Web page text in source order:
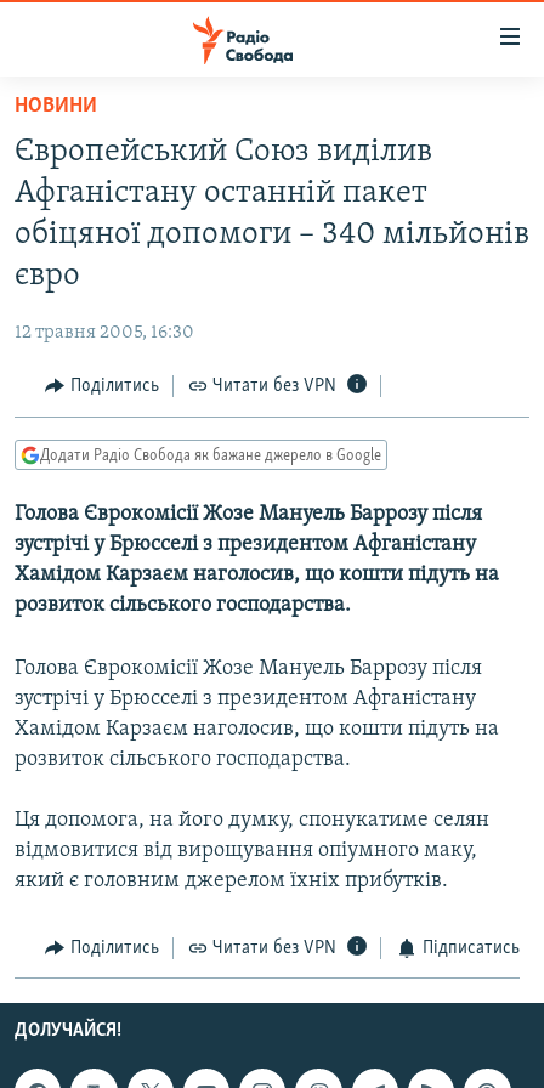
Перейти
основного
матеріалу
Перейти
до
основної
Перейти
пошуку
ВСЕ ЗА ДОБУ
СТАТТІ
СУСПІЛЬСТВО
КУЛЬТУРА
СПОРТ
СВІТ
ДОНБАС.РЕАЛІЇ
КРИМ.РЕАЛІЇ
ТИ ЯК?
КИТАЙ.ВИКЛИКИ
МУЛЬТИМЕДІА
ФОТО
СПЕЦПРОЄКТИ
ПОДКАСТИ
КРИМ РЕАЛІЇ
УКР
КТАТ
ДОЛУЧАЙСЯ!
НОВИНИ
Європейський Союз виділив
Афганістану останній пакет
обіцяної допомоги – 340 мільйонів
євро
12 травня 2005, 16:30
Поділитись Читати без VPN
Додати Радіо Свобода як бажане джерело в Google
Голова Єврокомісії Жозе Мануель Баррозу після
зустрічі у Брюсселі з президентом Афганістану
Хамідом Карзаєм наголосив, що кошти підуть на
розвиток сільського господарства.
Голова Єврокомісії Жозе Мануель Баррозу після
зустрічі у Брюсселі з президентом Афганістану
Хамідом Карзаєм наголосив, що кошти підуть на
розвиток сільського господарства.
Ця допомога, на його думку, спонукатиме селян
відмовитися від вирощування опіумного маку,
який є головним джерелом їхніх прибутків.
Поділитись Читати без VPN Підписатись
ДОЛУЧАЙСЯ!